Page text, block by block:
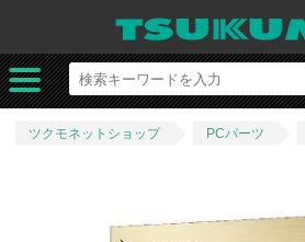
ツクモネットショップ PCパーツ